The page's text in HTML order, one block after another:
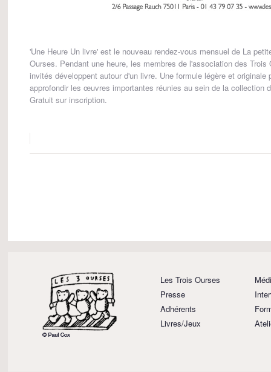
'Une Heure Un livre' est le nouveau rendez-vous mensuel de La
Ourses. Pendant une heure, les membres de l'association des Trois
invités développent autour d'un livre. Une formule légère et originale
approfondir les œuvres importantes réunies au sein de la collection
Gratuit sur inscription.
Les Trois Ourses
Presse
Adhérents
Livres/Jeux